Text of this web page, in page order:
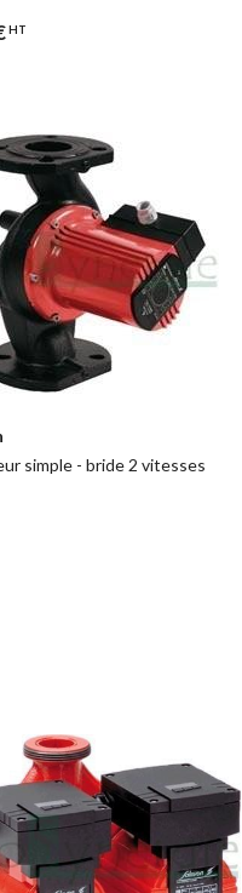
HT
simple - bride 2 vitesses